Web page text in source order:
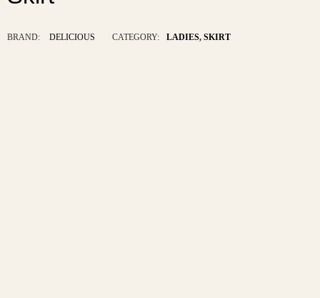
BRAND: DELICIOUS CATEGORY: LADIES, SKIRT